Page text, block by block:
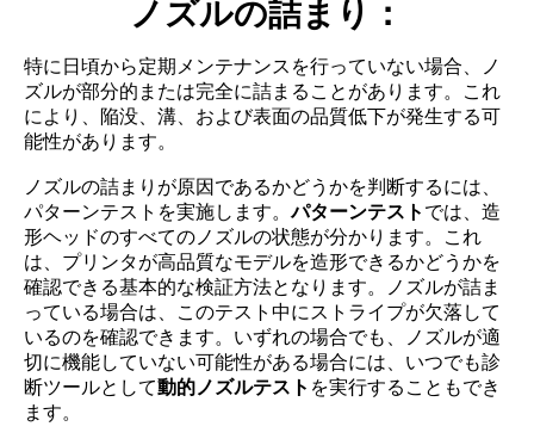
ノズルの詰まり：
特に日頃から定期メンテナンスを行っていない場合、ノ
ズルが部分的または完全に詰まることがあります。これ
により、陥没、溝、および表面の品質低下が発生する可
能性があります。
ノズルの詰まりが原因であるかどうかを判断するには、
パターンテストを実施します。パターンテスト では、造
形ヘッドのすべてのノズルの状態が分かります。これ
は、プリンタが高品質なモデルを造形できるかどうかを
確認できる基本的な検証方法となります。ノズルが詰ま
っている場合は、このテスト中にストライプが欠落して
いるのを確認できます。いずれの場合でも、ノズルが適
切に機能していない可能性がある場合には、いつでも診
断ツールとして動的ノズルテスト を実行することもでき
ます。